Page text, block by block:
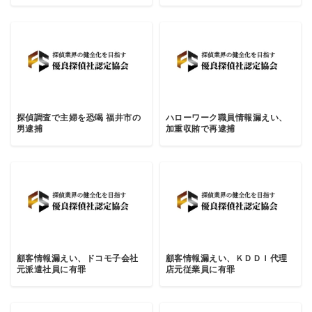
探偵調査で主婦を恐喝 福井市の
男逮捕
ハローワーク職員情報漏えい、
加重収賄で再逮捕
顧客情報漏えい、ドコモ子会社
元派遣社員に有罪
顧客情報漏えい、ＫＤＤＩ代理
店元従業員に有罪